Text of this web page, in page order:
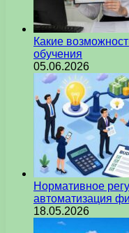
Какие
обучения
05.06.2026
Нормативное
автоматизация
18.05.2026